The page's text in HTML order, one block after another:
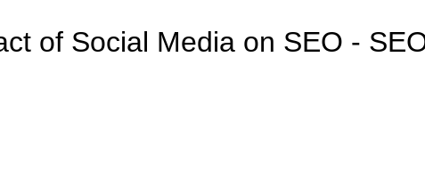
of Social Media on SEO -